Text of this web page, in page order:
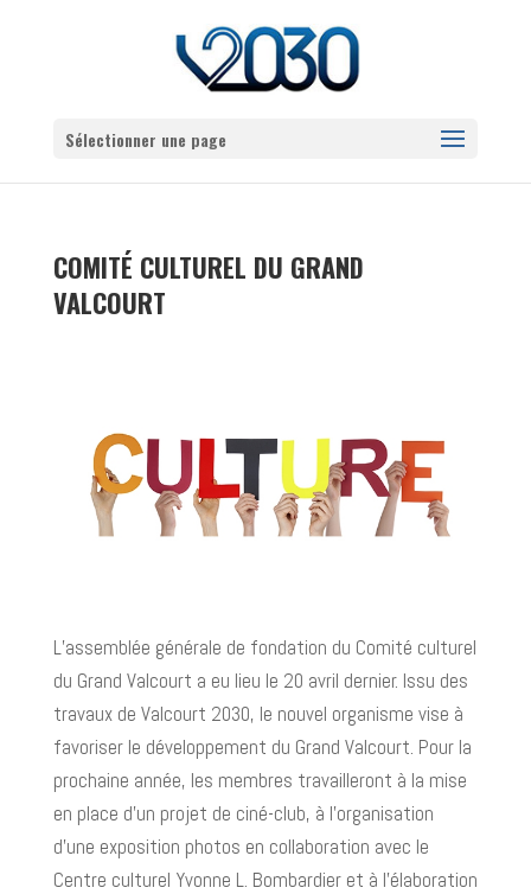
Sélectionner une page
COMITÉ CULTUREL DU GRAND
VALCOURT
L’assemblée générale de fondation du Comité culturel
du Grand Valcourt a eu lieu le 20 avril dernier. Issu des
travaux de Valcourt 2030, le nouvel organisme vise à
favoriser le développement du Grand Valcourt. Pour la
prochaine année, les membres travailleront à la mise
en place d’un projet de ciné-club, à l’organisation
d’une exposition photos en collaboration avec le
Centre culturel Yvonne L. Bombardier et à l’élaboration